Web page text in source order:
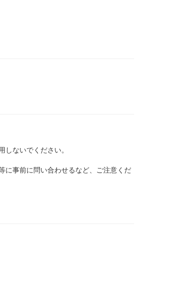
ないでください。
に事前に問い合わせるなど、ご注意くだ